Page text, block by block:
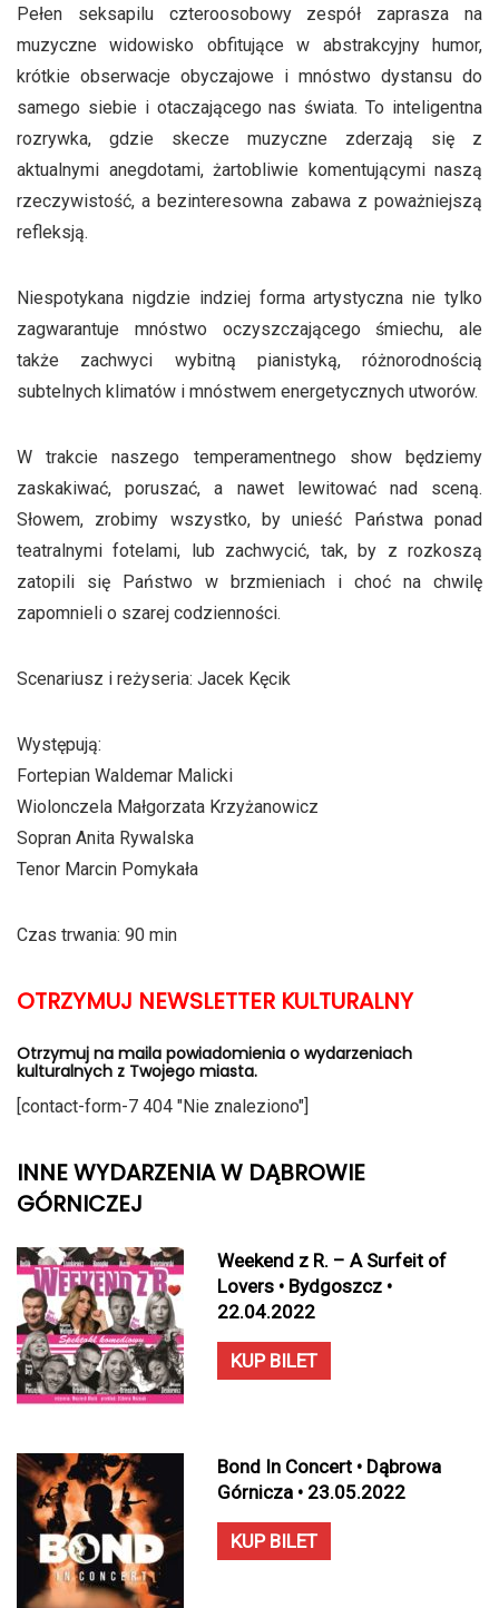
Pełen seksapilu czteroosobowy zespół zaprasza na
muzyczne widowisko obfitujące w abstrakcyjny humor,
krótkie obserwacje obyczajowe i mnóstwo dystansu do
samego siebie i otaczającego nas świata. To inteligentna
rozrywka, gdzie skecze muzyczne zderzają się z
aktualnymi anegdotami, żartobliwie komentującymi naszą
rzeczywistość, a bezinteresowna zabawa z poważniejszą
refleksją.
Niespotykana nigdzie indziej forma artystyczna nie tylko
zagwarantuje mnóstwo oczyszczającego śmiechu, ale
także zachwyci wybitną pianistyką, różnorodnością
subtelnych klimatów i mnóstwem energetycznych utworów.
W trakcie naszego temperamentnego show będziemy
zaskakiwać, poruszać, a nawet lewitować nad sceną.
Słowem, zrobimy wszystko, by unieść Państwa ponad
teatralnymi fotelami, lub zachwycić, tak, by z rozkoszą
zatopili się Państwo w brzmieniach i choć na chwilę
zapomnieli o szarej codzienności.
Scenariusz i reżyseria: Jacek Kęcik
Występują:
Fortepian Waldemar Malicki
Wiolonczela Małgorzata Krzyżanowicz
Sopran Anita Rywalska
Tenor Marcin Pomykała
Czas trwania: 90 min
OTRZYMUJ NEWSLETTER KULTURALNY
Otrzymuj na maila powiadomienia o wydarzeniach
kulturalnych z Twojego miasta.
[contact-form-7 404 "Nie znaleziono"]
INNE WYDARZENIA W DĄBROWIE
GÓRNICZEJ
Weekend z R. – A Surfeit of
Lovers • Bydgoszcz •
22.04.2022
KUP BILET
Bond In Concert • Dąbrowa
Górnicza • 23.05.2022
KUP BILET